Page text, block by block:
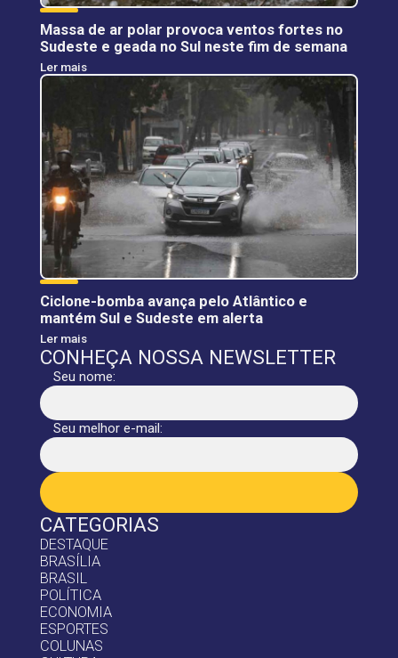
CATEGORIAS
DESTAQUE
BRASÍLIA
BRASIL
POLÍTICA
ECONOMIA
ESPORTES
COLUNAS
Massa de ar polar provoca ventos fortes no
Sudeste e geada no Sul neste fim de semana
Ler mais
Ciclone-bomba avança pelo Atlântico e
mantém Sul e Sudeste em alerta
Ler mais
CONHEÇA NOSSA NEWSLETTER
Seu nome:
Seu melhor e-mail: